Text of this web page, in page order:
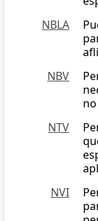
NBLA
NBV
NTV
NVI